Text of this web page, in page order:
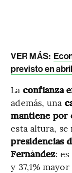
VER MÁS:
previsto en
La confianza
además, una
mantiene por
esta altura,
presidencias
Fernández:
y 37,1%